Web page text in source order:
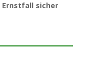
Ernstfall sicher